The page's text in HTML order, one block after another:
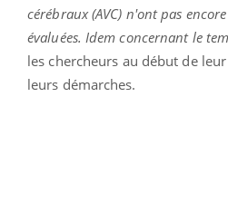
cérébraux (AVC) n'ont pas
évaluées. Idem concernant le
les chercheurs au début de
leurs démarches.